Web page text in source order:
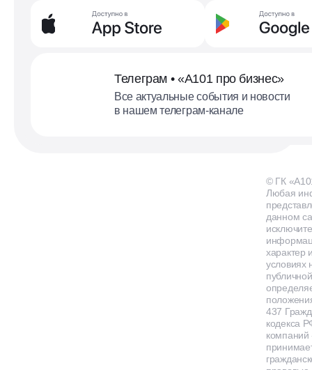
Телеграм • «А101 про бизнес»
Все актуальные события и новости
в нашем телеграм-канале
© ГК
Любая
данном
характер
условиях
437
кодекса